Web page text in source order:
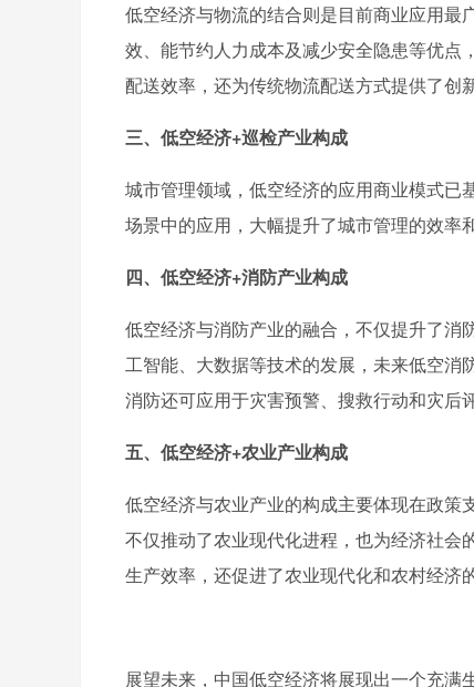
低空经济与物流的结合则是目前商业应用最
效、能节约人力成本及减少安全隐患等优点
配送效率，还为传统物流配送方式提供了创
三、低空经济+巡检产业构成
城市管理领域，低空经济的应用商业模式已
场景中的应用，大幅提升了城市管理的效率
四、低空经济+消防产业构成
低空经济与消防产业的融合，不仅提升了消
工智能、大数据等技术的发展，未来低空消
消防还可应用于灾害预警、搜救行动和灾后
五、低空经济+农业产业构成
低空经济与农业产业的构成主要体现在政策
不仅推动了农业现代化进程，也为经济社会
生产效率，还促进了农业现代化和农村经济
展望未来，中国低空经济将展现出一个充满